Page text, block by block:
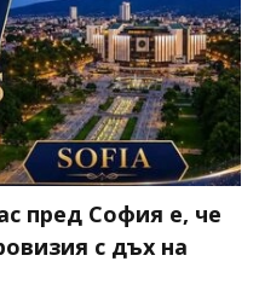
пред София е, че
с дъх на